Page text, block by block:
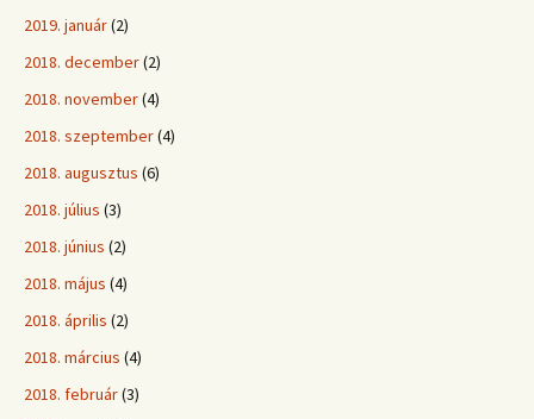
2019. január(2)
2018. december(2)
2018. november(4)
2018. szeptember(4)
2018. augusztus (6)
2018. július (3)
2018. június (2)
2018. május (4)
2018. április (2)
2018. március (4)
2018. február(3)